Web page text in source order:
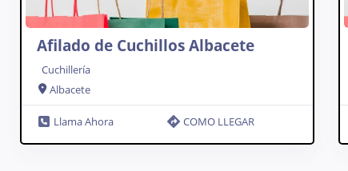
Afilado de Cuchillos Albacete
Cuchillería
Albacete
Llama Ahora COMO LLEGAR